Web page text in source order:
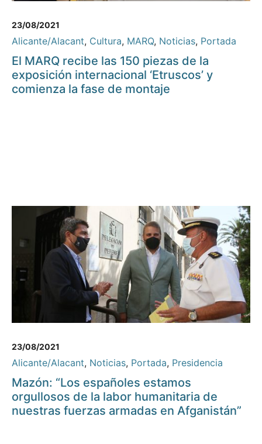
23/08/2021
Alicante/Alacant, Cultura, MARQ, Noticias, Portada
El MARQ recibe las 150 piezas de la
exposición internacional ‘Etruscos’ y
comienza la fase de montaje
23/08/2021
Alicante/Alacant, Noticias, Portada, Presidencia
Mazón: “Los españoles estamos
orgullosos de la labor humanitaria de
nuestras fuerzas armadas en Afganistán”